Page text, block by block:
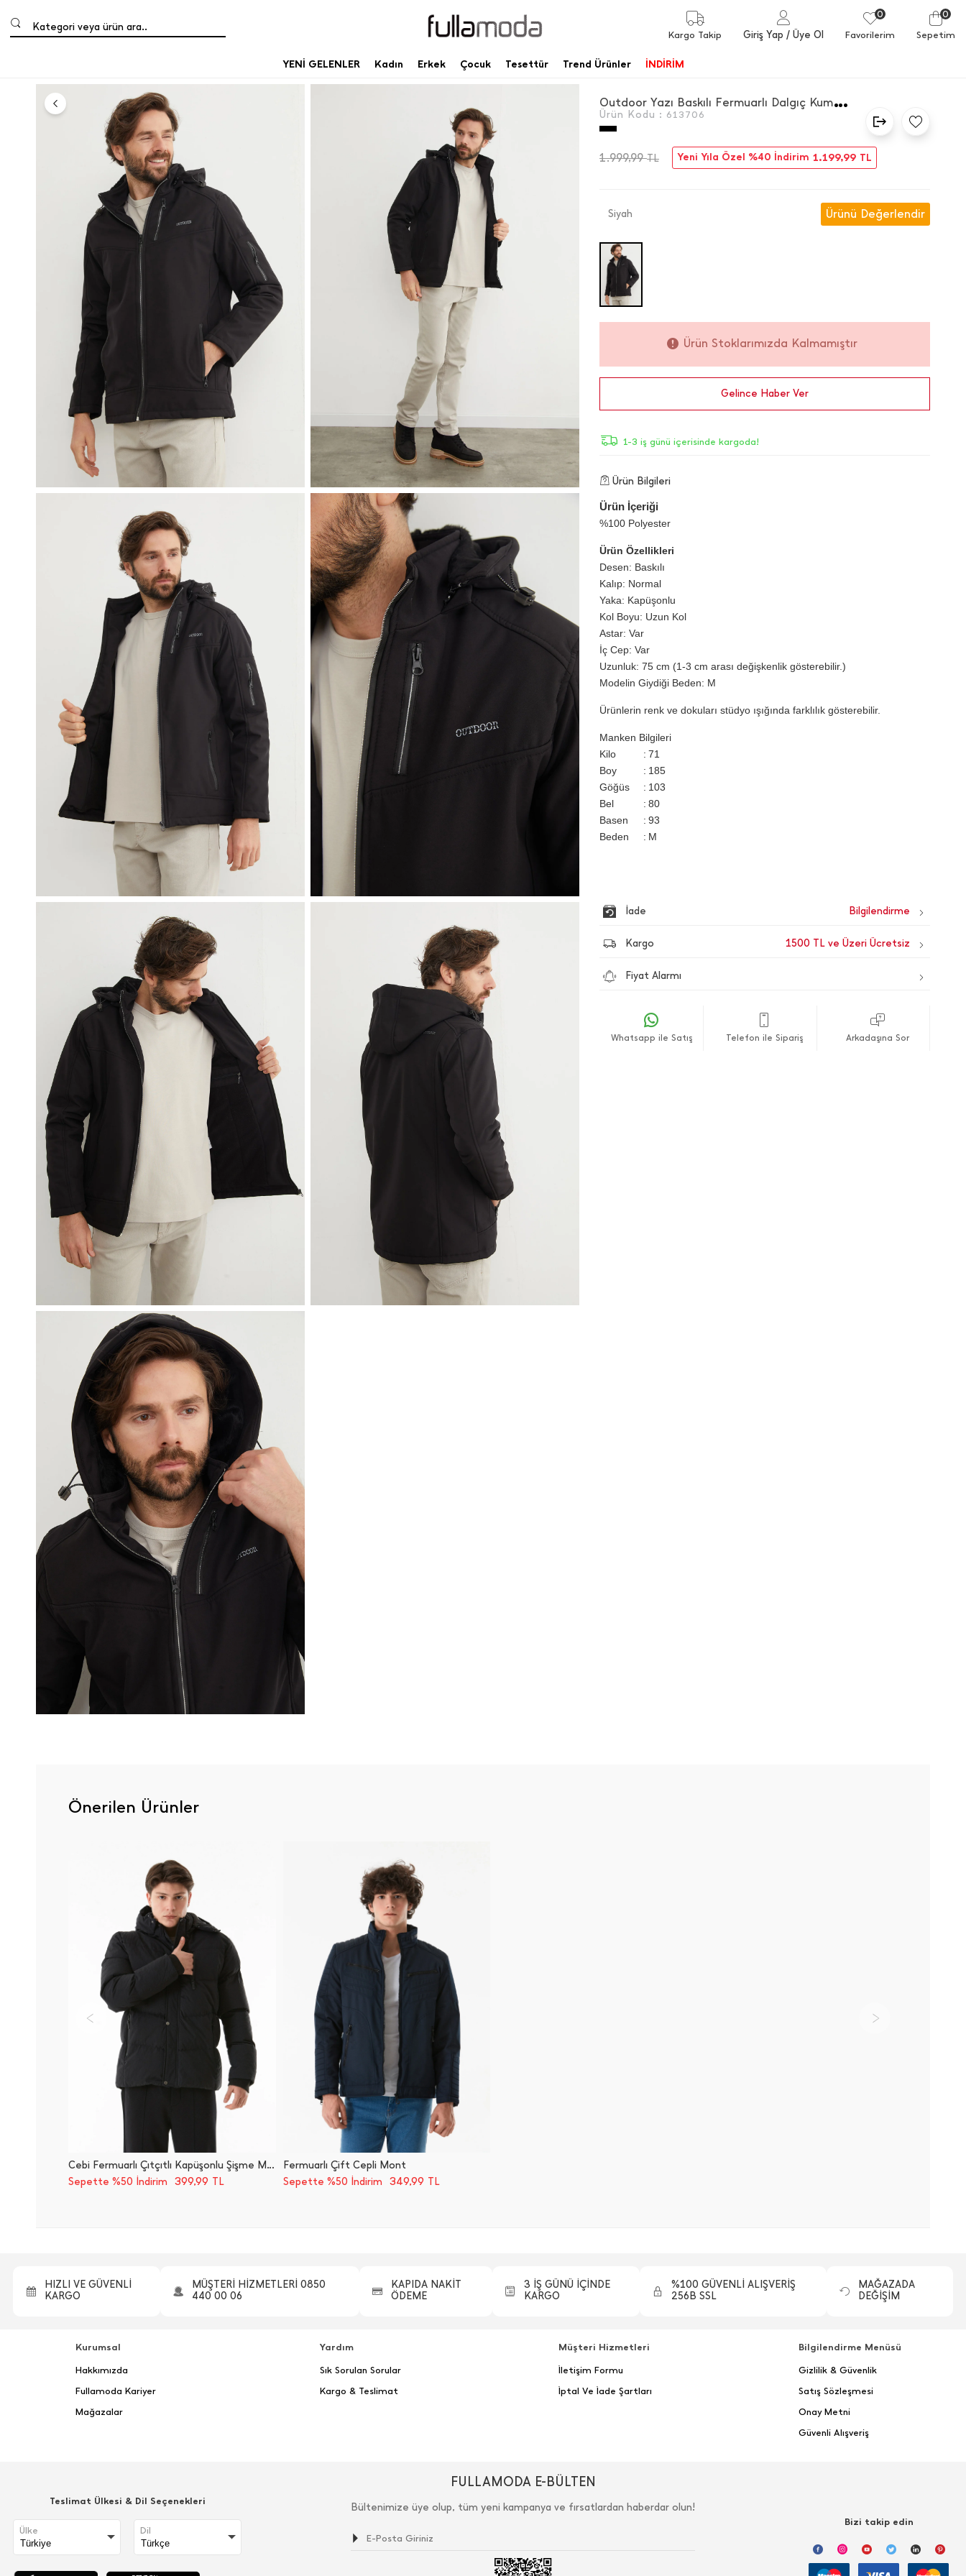
Kategori veya ürün ara..
Kargo Takip Giriş Yap / Üye Ol
0
Favorilerim
0
Sepetim
YENİ GELENLER Kadın Erkek Çocuk Tesettür Trend Ürünler İNDİRİM
O
utdoor Yazı Baskılı Fermuarlı Dalgıç Kumaş Mont
Ürün Kodu : 613706
1.999,99TL Yeni Yıla Özel %40 İndirim 1.199,99 TL
Siyah Ürünü Değerlendir
Ürün Stoklarımızda Kalmamıştır
Gelince Haber Ver
1-3 iş günü içerisinde kargoda!
Ürün Bilgileri
Ürün İçeriği
%100 Polyester
Ürün Özellikleri
Desen: Baskılı
Kalıp: Normal
Yaka: Kapüşonlu
Kol Boyu: Uzun Kol
Astar: Var
İç Cep: Var
Uzunluk: 75 cm (1-3 cm arası değişkenlik gösterebilir.)
Modelin Giydiği Beden: M
Ürünlerin renk ve dokuları stüdyo ışığında farklılık gösterebilir.
Manken Bilgileri
Kilo
71
Boy
185
Göğüs
103
Bel
80
Basen
93
Beden
M
İade
Kargo 1500 TL ve Üzeri Ücretsiz
Fiyat Alarmı
Whatsapp ile Satış Telefon ile Sipariş Arkadaşına Sor
Önerilen Ürünler
Cebi Fermuarlı Çıtçıtlı Kapüşonlu Şişme Mont
Sepette %50 İndirim
399,99 TL
Fermuarlı Çift Cepli Mont
Sepette %50 İndirim
349,99 TL
HIZLI VE GÜVENLİ
KARGO
MÜŞTERİ HİZMETLERİ 0850
440 00 06
KAPIDA NAKİT
ÖDEME
3 İŞ GÜNÜ İÇİNDE
KARGO
%100 GÜVENLİ ALIŞVERİŞ
256B SSL
MAĞAZADA
DEĞİŞİM
Kurumsal
Hakkımızda
Fullamoda Kariyer
Mağazalar
Yardım
Sık Sorulan Sorular
Kargo & Teslimat
Müşteri Hizmetleri
İletişim Formu
İptal Ve İade Şartları
Bilgilendirme Menüsü
Gizlilik & Güvenlik
Satış Sözleşmesi
Onay Metni
Güvenli Alışveriş
Teslimat Ülkesi & Dil Seçenekleri
Ülke Dil
FULLAMODA E-BÜLTEN
Bültenimize üye olup, tüm yeni kampanya ve fırsatlardan haberdar olun!
Bizi takip edin